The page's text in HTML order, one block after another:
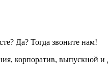
Да? Тогда звоните нам!
корпоратив, выпускной и